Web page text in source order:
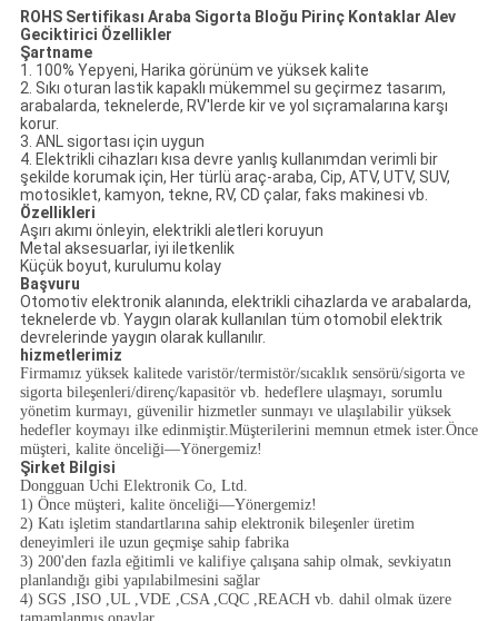
ROHS Sertifikası Araba Sigorta Bloğu Pirinç Kontaklar Alev
Geciktirici Özellikler
Şartname
1. 100% Yepyeni, Harika görünüm ve yüksek kalite
2. Sıkı oturan lastik kapaklı mükemmel su geçirmez tasarım,
arabalarda, teknelerde, RV'lerde kir ve yol sıçramalarına karşı
korur.
3. ANL sigortası için uygun
4. Elektrikli cihazları kısa devre yanlış kullanımdan verimli bir
şekilde korumak için, Her türlü araç-araba, Cip, ATV, UTV, SUV,
motosiklet, kamyon, tekne, RV, CD çalar, faks makinesi vb.
Özellikleri
Aşırı akımı önleyin, elektrikli aletleri koruyun
Metal aksesuarlar, iyi iletkenlik
Küçük boyut, kurulumu kolay
Başvuru
Otomotiv elektronik alanında, elektrikli cihazlarda ve arabalarda,
teknelerde vb. Yaygın olarak kullanılan tüm otomobil elektrik
devrelerinde yaygın olarak kullanılır.
hizmetlerimiz
Firmamız yüksek kalitede varistör/termistör/sıcaklık sensörü/sigorta ve
sigorta bileşenleri/direnç/kapasitör vb. hedeflere ulaşmayı, sorumlu
yönetim kurmayı, güvenilir hizmetler sunmayı ve ulaşılabilir yüksek
hedefler koymayı ilke edinmiştir.Müşterilerini memnun etmek ister.Önce
müşteri, kalite önceliği—Yönergemiz!
Şirket Bilgisi
Dongguan Uchi Elektronik Co, Ltd.
1) Önce müşteri, kalite önceliği—Yönergemiz!
2) Katı işletim standartlarına sahip elektronik bileşenler üretim
deneyimleri ile uzun geçmişe sahip fabrika
3) 200'den fazla eğitimli ve kalifiye çalışana sahip olmak, sevkiyatın
planlandığı gibi yapılabilmesini sağlar
4) SGS ,ISO ,UL ,VDE ,CSA ,CQC ,REACH vb. dahil olmak üzere